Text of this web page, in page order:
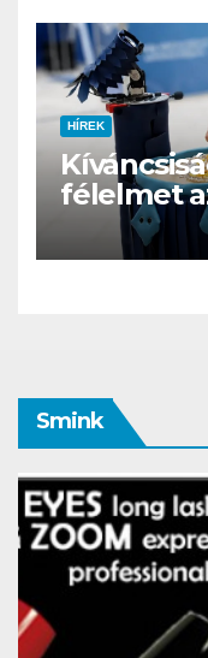
HÍREK
félelmet
robotja
Smink